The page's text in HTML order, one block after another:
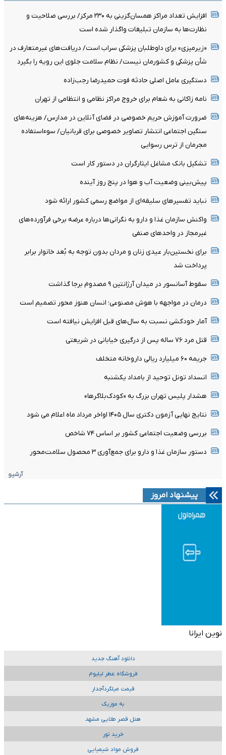
افزایش تعداد مراکز همسان‌گزینی به ۲۳۰ مرکز/ بررسی صلاحیت و
نظارت‌ها به سازمان تبلیغات واگذار شده است
«زیرمیزی» برای داوطلبان پزشکی سراب است/ دریافت‌های غیرمتعارف در
شأن پزشکی و کشورمان نیست/ نظام سلامت جلوی این رویه را بگیرد
دستگیری عامل اصلی حادثه فوت حمیدرضا رجب‌زاده
نامه زاکانی به شعام برای خروج مراکز نظامی و انتظامی از تهران
ضرورت آموزش حریم خصوصی در فضای آنلاین در مدارس/ هزینه‌های
سنگین اجتماعی انتشار تصاویر خصوصی برای قربانیان/ سوءاستفاده
مجرمان از ترس رسوایی
تشکیل بانک مشاغل ایثارگران در دستور کار است
پیش‌بینی وضعیت آب و هوا در پنج روز آینده
نباید تفسیرهای سلیقه‌ای از مواضع رسمی کشور ارائه شود
واکنش سازمان غذا و دارو به نگرانی‌ها درباره عرضه برخی فرآورده‌های
غیرمجاز در واحدهای صنفی
برای نخستین‌بار عیدی زنان و مردان بدون توجه به بُعد خانوار برابر
پرداخت شد
سقوط آسانسور در میدان آرژانتین ۹ مصدوم برجا گذاشت
درمان در مواجهه با هوش مصنوعی؛ انسان هنوز محور تصمیم است
آمار خودکشی نسبت به سال‌های قبل افزایش نیافته است
قتل مرد ۷۶ ساله پس از درگیری خیابانی در شریعتی
جریمه ۶۰ میلیارد ریالی داروخانه متخلف
انسداد تونل توحید از بامداد یکشنبه
هشدار پلیس تهران بزرگ به «کودک‌بلاگرها»
نتایج نهایی آزمون دکتری سال ۱۴۰۵ اواخر مرداد ماه اعلام می شود
بررسی وضعیت اجتماعی کشور بر اساس ۷۴ شاخص
دستور سازمان غذا و دارو برای جمع‌آوری ۳ محصول سلامت‌محور
آرشیو
پیشنهاد امروز
نوین ایرانا
دانلود آهنگ جدید
فروشگاه عطر لیلیوم
قیمت میلگردآجدار
به موزیک
هتل قصر طلایی مشهد
خرید تور
فروش مواد شیمیایی